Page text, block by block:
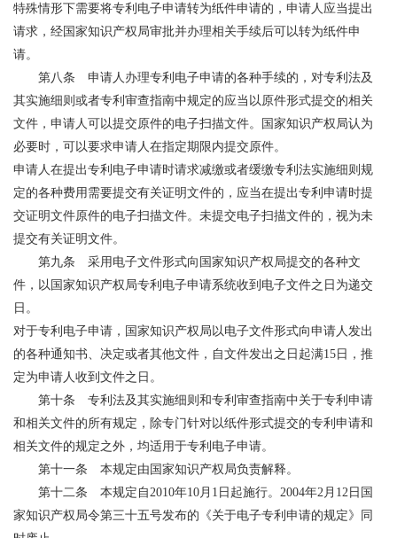
特殊情形下需要将专利电子申请转为纸件申请的，申请人应当提出
请求，经国家知识产权局审批并办理相关手续后可以转为纸件申
请。
第八条 申请人办理专利电子申请的各种手续的，对专利法及
其实施细则或者专利审查指南中规定的应当以原件形式提交的相关
文件，申请人可以提交原件的电子扫描文件。国家知识产权局认为
必要时，可以要求申请人在指定期限内提交原件。
申请人在提出专利电子申请时请求减缴或者缓缴专利法实施细则规
定的各种费用需要提交有关证明文件的，应当在提出专利申请时提
交证明文件原件的电子扫描文件。未提交电子扫描文件的，视为未
提交有关证明文件。
第九条 采用电子文件形式向国家知识产权局提交的各种文
件，以国家知识产权局专利电子申请系统收到电子文件之日为递交
日。
对于专利电子申请，国家知识产权局以电子文件形式向申请人发出
的各种通知书、决定或者其他文件，自文件发出之日起满15日，推
定为申请人收到文件之日。
第十条 专利法及其实施细则和专利审查指南中关于专利申请
和相关文件的所有规定，除专门针对以纸件形式提交的专利申请和
相关文件的规定之外，均适用于专利电子申请。
第十一条 本规定由国家知识产权局负责解释。
第十二条 本规定自2010年10月1日起施行。2004年2月12日国
家知识产权局令第三十五号发布的《关于电子专利申请的规定》同